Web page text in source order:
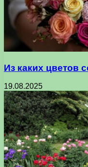
Из каких цветов
19.08.2025